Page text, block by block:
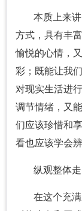
本质上来
方式，具有丰
愉悦的心情，
彩；既能让我
对现实生活进
调节情绪，又
们应该珍惜和
看也应该学会
纵观整体
在这个充